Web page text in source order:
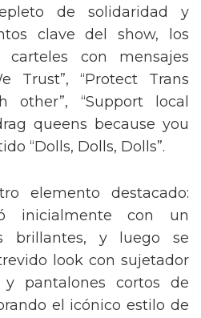
de solidaridad y
clave del show, los
carteles con mensajes
Trust”, “Protect Trans
other”, “Support local
queens because you
“Dolls, Dolls, Dolls”.
elemento destacado:
inicialmente con un
brillantes, y luego se
look con sujetador
pantalones cortos de
el icónico estilo de